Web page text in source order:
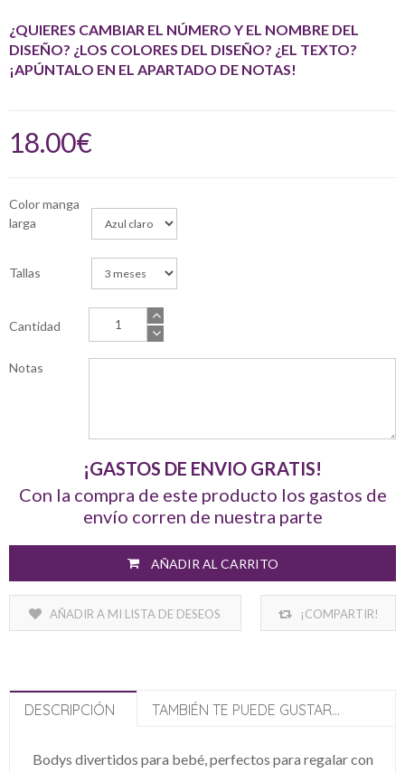
¿QUIERES CAMBIAR EL NÚMERO Y EL NOMBRE DEL
DISEÑO? ¿LOS COLORES DEL DISEÑO? ¿EL TEXTO?
¡APÚNTALO EN EL APARTADO DE NOTAS!
18.00€
Color manga
larga
Tallas
Cantidad
Notas
¡GASTOS DE ENVIO GRATIS!
Con la compra de este producto los gastos de
envío corren de nuestra parte
AÑADIR AL CARRITO
AÑADIR A MI LISTA DE DESEOS ¡COMPARTIR!
DESCRIPCIÓN TAMBIÉN TE PUEDE GUSTAR...
Bodys divertidos para bebé, perfectos para regalar con